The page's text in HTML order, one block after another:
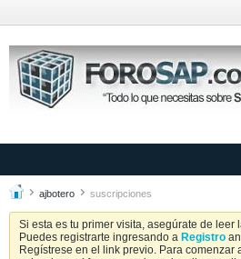
ajbotero suscripciones
Si esta es tu primer visita, asegúrate de leer
Puedes registrarte ingresando a Registro
Regístrese en el link previo. Para comenzar